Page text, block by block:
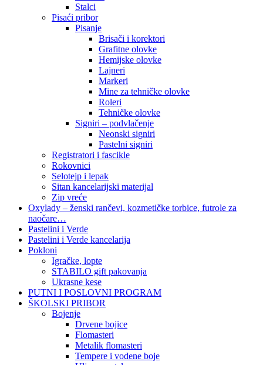
Stalci
Pisaći pribor
Pisanje
Brisači i korektori
Grafitne olovke
Hemijske olovke
Lajneri
Markeri
Mine za tehničke olovke
Roleri
Tehničke olovke
Signiri – podvlačenje
Neonski signiri
Pastelni signiri
Registratori i fascikle
Rokovnici
Selotejp i lepak
Sitan kancelarijski materijal
Zip vreće
Oxylady – ženski rančevi, kozmetičke torbice, futrole za
naočare…
Pastelini i Verde
Pastelini i Verde kancelarija
Pokloni
Igračke, lopte
STABILO gift pakovanja
Ukrasne kese
PUTNI I POSLOVNI PROGRAM
ŠKOLSKI PRIBOR
Bojenje
Drvene bojice
Flomasteri
Metalik flomasteri
Tempere i vodene boje